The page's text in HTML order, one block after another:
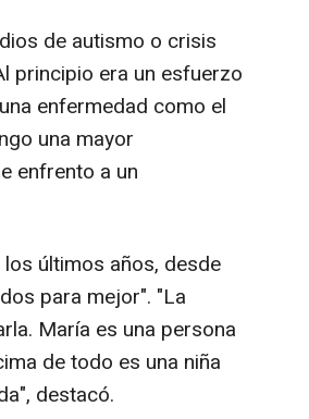
de autismo o crisis
principio era un esfuerzo
enfermedad como el
una mayor
enfrento a un
últimos años, desde
para mejor". "La
María es una persona
de todo es una niña
destacó.